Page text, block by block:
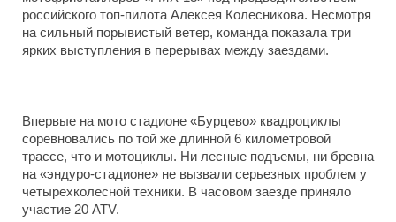
российского топ-пилота Алексея Колесникова. Несмотря
на сильный порывистый ветер, команда показала три
ярких выступления в перерывах между заездами.
Впервые на мото стадионе «Бурцево» квадроциклы
соревновались по той же длинной 6 километровой
трассе, что и мотоциклы. Ни лесные подъемы, ни бревна
на «эндуро-стадионе» не вызвали серьезных проблем у
четырехколесной техники. В часовом заезде приняло
участие 20 ATV.